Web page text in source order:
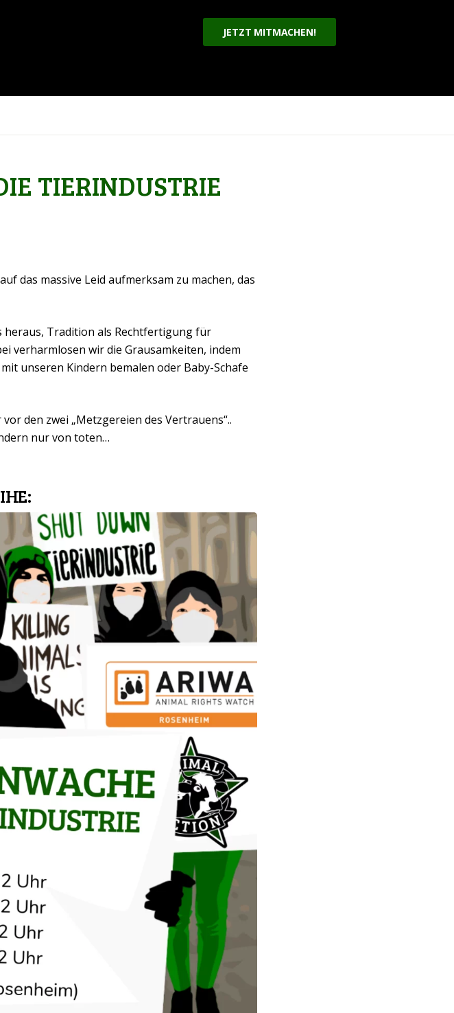
JETZT MITMACHEN!
TIERINDUSTRIE
das massive Leid aufmerksam zu machen, das
heraus, Tradition als Rechtfertigung für
verharmlosen wir die Grausamkeiten, indem
unseren Kindern bemalen oder Baby-Schafe
den zwei „Metzgereien des Vertrauens“..
nur von toten…